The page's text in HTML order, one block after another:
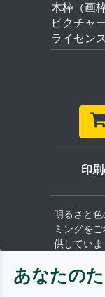
木枠（画枠
ピクチャ
ライセン
印
明るさと
ミングを
供していま
あなたの